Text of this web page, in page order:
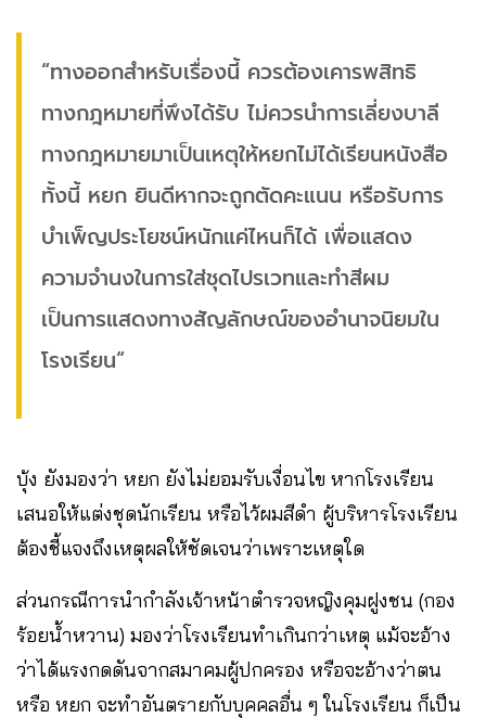
“ทางออกสำหรับเรื่องนี้ ควรต้องเคารพสิทธิ
ทางกฎหมายที่พึงได้รับ ไม่ควรนำการเลี่ยงบาลี
ทางกฎหมายมาเป็นเหตุให้หยกไม่ได้เรียนหนังสือ
ทั้งนี้ หยก ยินดีหากจะถูกตัดคะแนน หรือรับการ
บำเพ็ญประโยชน์หนักแค่ไหนก็ได้ เพื่อแสดง
ความจำนงในการใส่ชุดไปรเวทและทำสีผม
เป็นการแสดงทางสัญลักษณ์ของอำนาจนิยมใน
โรงเรียน“
บุ้ง ยังมองว่า หยก ยังไม่ยอมรับเงื่อนไข หากโรงเรียน
เสนอให้แต่งชุดนักเรียน หรือไว้ผมสีดำ ผู้บริหารโรงเรียน
ต้องชี้แจงถึงเหตุผลให้ชัดเจนว่าเพราะเหตุใด
ส่วนกรณีการนำกำลังเจ้าหน้าตำรวจหญิงคุมฝูงชน (กอง
ร้อยน้ำหวาน) มองว่าโรงเรียนทำเกินกว่าเหตุ แม้จะอ้าง
ว่าได้แรงกดดันจากสมาคมผู้ปกครอง หรือจะอ้างว่าตน
หรือ หยก จะทำอันตรายกับบุคคลอื่น ๆ ในโรงเรียน ก็เป็น